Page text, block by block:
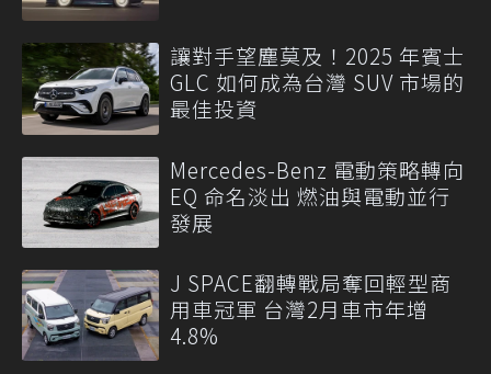
讓對手望塵莫及！2025 年賓士
GLC 如何成為台灣 SUV 市場的
最佳投資
Mercedes-Benz 電動策略轉向
EQ 命名淡出 燃油與電動並行
發展
J SPACE翻轉戰局奪回輕型商
用車冠軍 台灣2月車市年增
4.8%